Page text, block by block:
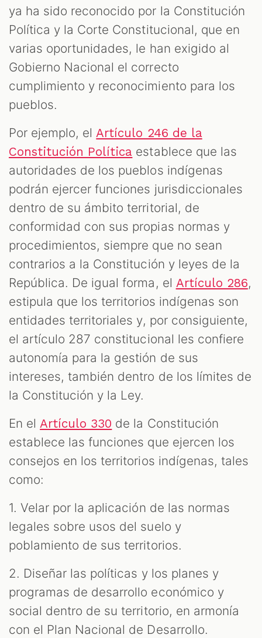
ya ha sido reconocido por la Constitución
Política y la Corte Constitucional, que en
varias oportunidades, le han exigido al
Gobierno Nacional el correcto
cumplimiento y reconocimiento para los
pueblos.
Por ejemplo, el Artículo 246 de la
Constitución Política establece que las
autoridades de los pueblos indígenas
podrán ejercer funciones jurisdiccionales
dentro de su ámbito territorial, de
conformidad con sus propias normas y
procedimientos, siempre que no sean
contrarios a la Constitución y leyes de la
República. De igual forma, el Artículo 286,
estipula que los territorios indígenas son
entidades territoriales y, por consiguiente,
el artículo 287 constitucional les confiere
autonomía para la gestión de sus
intereses, también dentro de los límites de
la Constitución y la Ley.
En el Artículo 330 de la Constitución
establece las funciones que ejercen los
consejos en los territorios indígenas, tales
como:
1. Velar por la aplicación de las normas
legales sobre usos del suelo y
poblamiento de sus territorios.
2. Diseñar las políticas y los planes y
programas de desarrollo económico y
social dentro de su territorio, en armonía
con el Plan Nacional de Desarrollo.